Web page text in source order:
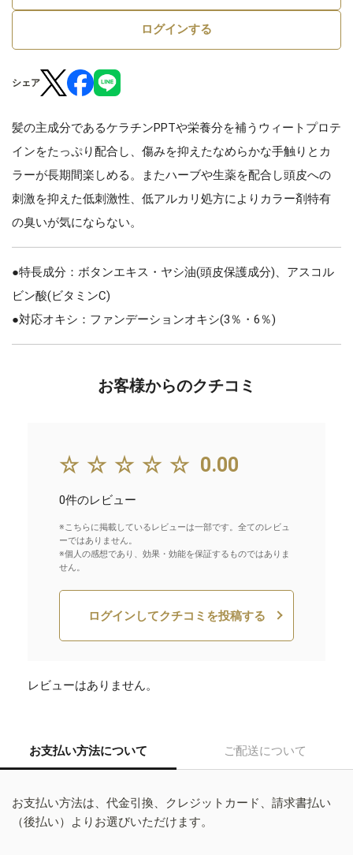
ログインする
シェア
髪の主成分であるケラチンPPTや栄養分を補うウィートプロテ
インをたっぷり配合し、傷みを抑えたなめらかな手触りとカ
ラーが長期間楽しめる。またハーブや生薬を配合し頭皮への
刺激を抑えた低刺激性、低アルカリ処方によりカラー剤特有
の臭いが気にならない。
●特長成分：ボタンエキス・ヤシ油(頭皮保護成分)、アスコル
ビン酸(ビタミンC)
●対応オキシ：ファンデーションオキシ(3％・6％)
お客様からのクチコミ
☆☆☆☆☆ 0.00
0件のレビュー
※こちらに掲載しているレビューは一部です。全てのレビュ
ーではありません。
※個人の感想であり、効果・効能を保証するものではありま
せん。
ログインしてクチコミを投稿する
レビューはありません。
お支払い方法について ご配送について
お支払い方法は、代金引換、クレジットカード、請求書払い
（後払い）よりお選びいただけます。